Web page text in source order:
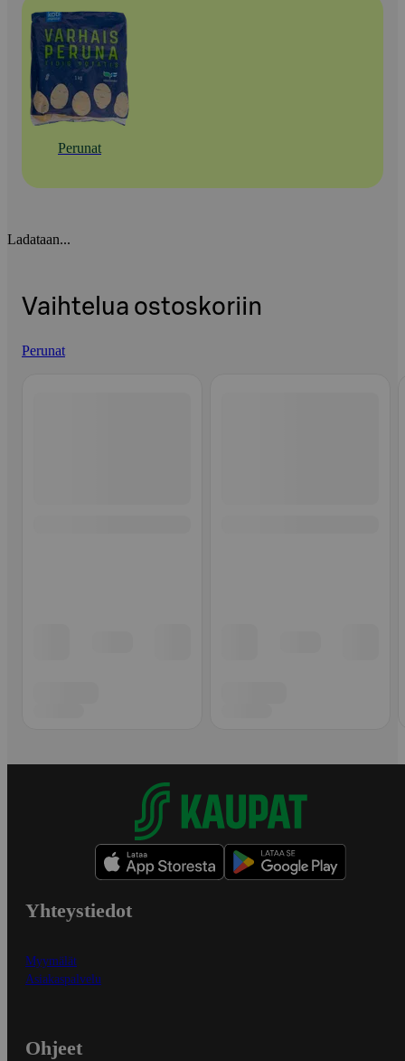
Perunat
Ladataan...
Vaihtelua ostoskoriin
Perunat
Yhteystiedot
Myymälät
Asiakaspalvelu
Ohjeet